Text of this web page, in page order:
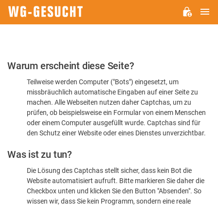
Bitte
dass
sind
Warum erscheint diese Seite?
Teilweise werden Computer ("Bots") eingesetzt, um
missbräuchlich automatische Eingaben auf einer Seite zu
machen. Alle Webseiten nutzen daher Captchas, um zu
prüfen, ob beispielsweise ein Formular von einem Menschen
oder einem Computer ausgefüllt wurde. Captchas sind für
den Schutz einer Website oder eines Dienstes unverzichtbar.
Was ist zu tun?
Die Lösung des Captchas stellt sicher, dass kein Bot die
Website automatisiert aufruft. Bitte markieren Sie daher die
Checkbox unten und klicken Sie den Button "Absenden". So
wissen wir, dass Sie kein Programm, sondern eine reale